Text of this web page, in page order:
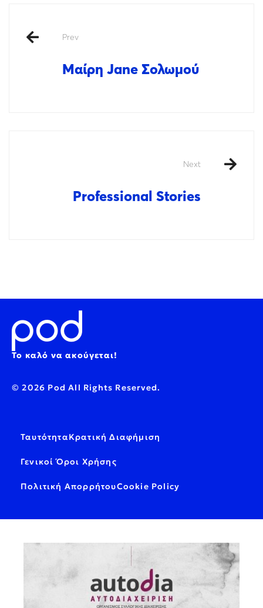
Prev
Μαίρη Jane Σολωμού
Next
Professional Stories
Το καλό να ακούγεται!
© 2026 Pod All Rights Reserved.
ΤαυτότηταΚρατική Διαφήμιση
Γενικοί Όροι Χρήσης
Πολιτική ΑπορρήτουCookie Policy